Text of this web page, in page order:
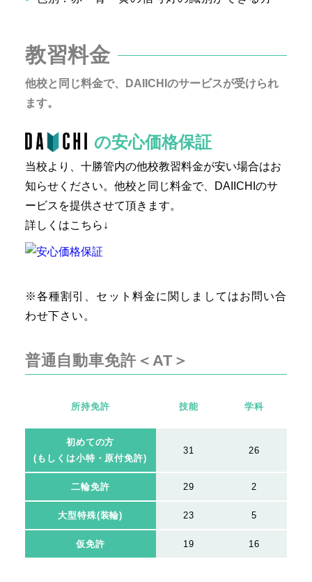
教習料金
他校と同じ料金で、DAIICHIのサービスが受けられ
ます。
の安心価格保証
当校より、十勝管内の他校教習料金が安い場合はお
知らせください。他校と同じ料金で、DAIICHIのサ
ービスを提供させて頂きます。
詳しくはこちら↓
各種割引、セット料金に関しましてはお問い合
わせ下さい。
普通自動車免許＜AT＞
所持免許 技能 学科
初めての方
(もしくは小特・原付免許)
31 26
二輪免許 29 2
大型特殊(装輪) 23 5
仮免許 19 16